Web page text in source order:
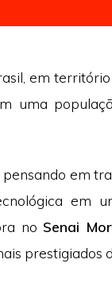
em
uma
em
em
no Senai
prestigiados